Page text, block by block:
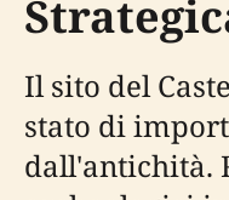
Il sito del
stato di
dall'antichità.